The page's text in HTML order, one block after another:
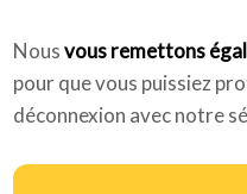
Nousvous remettons
pour que vous puissiez
déconnexion avec notre